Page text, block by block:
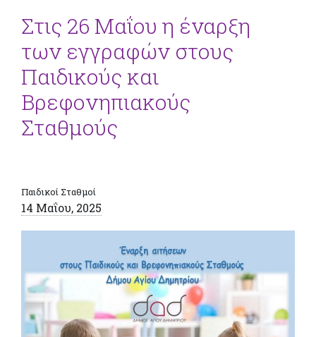
Στις 26 Μαΐου η έναρξη
των εγγραφών στους
Παιδικούς και
Βρεφονηπιακούς
Σταθμούς
Παιδικοί Σταθμοί
14 Μαΐου, 2025